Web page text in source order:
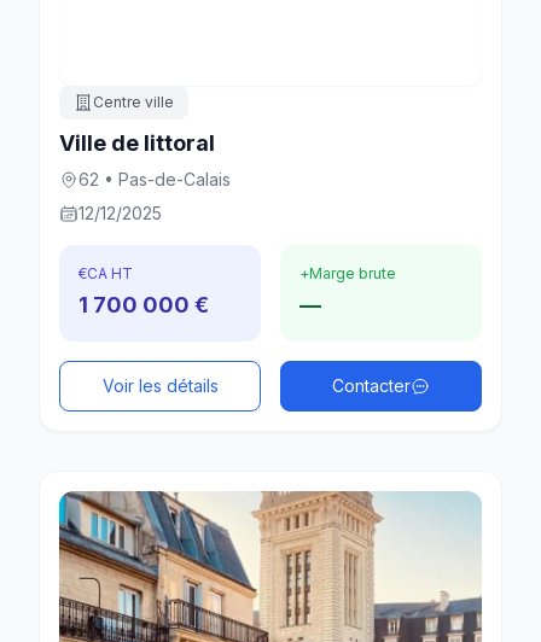
Centre ville
Ville de littoral
62 • Pas-de-Calais
12/12/2025
€CA HT
1 700 000 €
+Marge brute
—
Voir les détails Contacter